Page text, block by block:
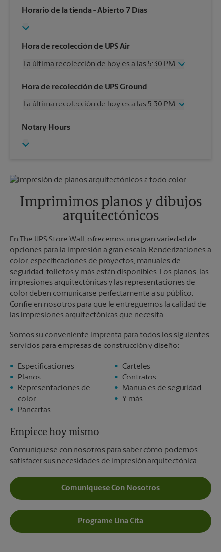
Horario de la tienda - Abierto 7 Días
Hora de recolección de UPS Air
La última recolección de hoy es a las 5:30 PM
Miércoles
5:30 PM
Viernes
5:30 PM
Domingo
Hora de recolección de UPS Ground
La última recolección de hoy es a las 5:30 PM
Miércoles
Viernes
Lunes
5:30 PM
Notary Hours
Imprimimos planos y dibujos
arquitectónicos
En The UPS Store Wall, ofrecemos una gran variedad de
opciones para la impresión a gran escala. Renderizaciones a
color, especificaciones de proyectos, manuales de
seguridad, folletos y más están disponibles. Los planos, las
impresiones arquitectónicas y las representaciones de
color deben comunicarse perfectamente a su público.
Confíe en nosotros para que le entreguemos la calidad de
las impresiones arquitectónicas que necesita.
Somos su conveniente imprenta para todos los siguientes
servicios para empresas de construcción y diseño:
Especificaciones
Planos
Representaciones de
color
Pancartas
Carteles
Contratos
Manuales de seguridad
Y más
Empiece hoy mismo
Comuníquese con nosotros para saber cómo podemos
satisfacer sus necesidades de impresión arquitectónica.
Comuníquese Con Nosotros
Programe Una Cita